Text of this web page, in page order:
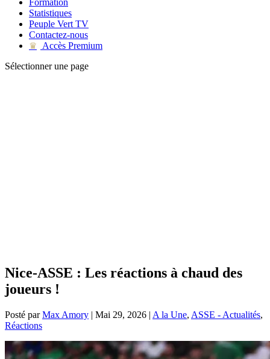
Formation
Statistiques
Peuple Vert TV
Contactez-nous
♛
Accès Premium
Sélectionner une page
Nice-ASSE : Les réactions à chaud des
joueurs !
Posté parMax Amory | Mai 29, 2026 | A la Une, ASSE - Actualités,
Réactions